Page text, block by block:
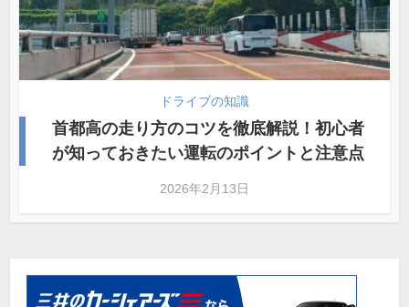
ドライブの知識
首都高の走り方のコツを徹底解説！初心者
が知っておきたい運転のポイントと注意点
2026年2月13日